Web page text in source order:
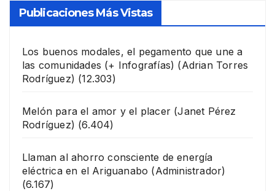
Publicaciones Más Vistas
Los buenos modales, el pegamento que une a
las comunidades (+ Infografías) (Adrian Torres
Rodríguez) (12.303)
Melón para el amor y el placer (Janet Pérez
Rodríguez) (6.404)
Llaman al ahorro consciente de energía
eléctrica en el Ariguanabo (Administrador)
(6.167)